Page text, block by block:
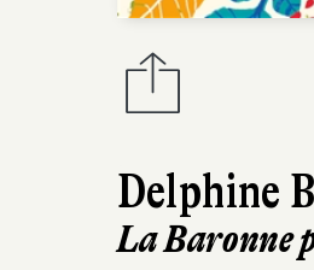
Delphine
La Baronne